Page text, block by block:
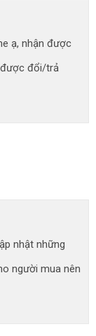
ạ, nhận được
được đổi/trả
nhật những
người mua nên